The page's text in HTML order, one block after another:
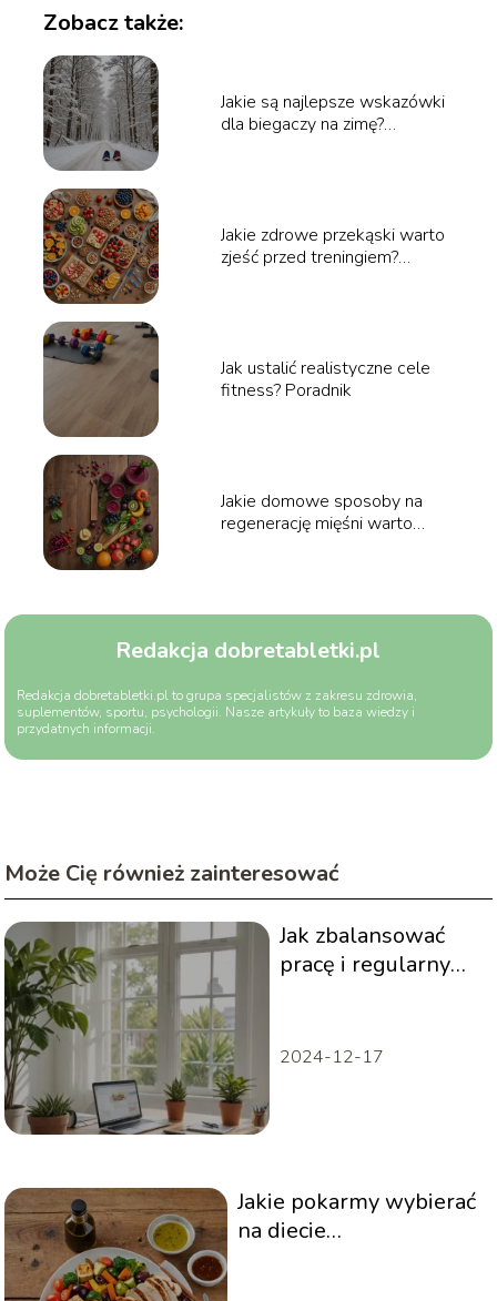
Zobacz także:
Jakie są najlepsze wskazówki
dla biegaczy na zimę?
Jakie zdrowe przekąski warto
zjeść przed treningiem?
Jak ustalić realistyczne cele
fitness? Poradnik
Jakie domowe sposoby na
regenerację mięśni warto
Redakcja dobretabletki.pl
Redakcja dobretabletki.pl to grupa specjalistów z zakresu zdrowia,
suplementów, sportu, psychologii. Nasze artykuły to baza wiedzy i
przydatnych informacji.
Może Cię również zainteresować
Jak zbalansować
pracę i regularny
2024-12-17
Jakie pokarmy wybierać
na diecie